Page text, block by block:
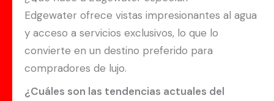
Edgewater ofrece vistas impresionantes al agua
y acceso a servicios exclusivos, lo que lo
convierte en un destino preferido para
compradores de lujo.
¿Cuáles son las tendencias actuales del